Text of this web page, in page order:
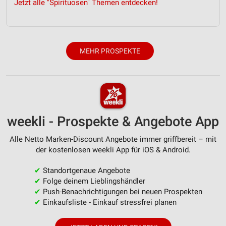
Jetzt alle "Spirituosen" Themen entdecken!
MEHR PROSPEKTE
weekli - Prospekte & Angebote App
Alle Netto Marken-Discount Angebote immer griffbereit – mit
der kostenlosen weekli App für iOS & Android.
✔ Standortgenaue Angebote
✔ Folge deinem Lieblingshändler
✔ Push-Benachrichtigungen bei neuen Prospekten
✔ Einkaufsliste - Einkauf stressfrei planen
Geräte anhand von aktiv angeforderten
Informationen identifizieren
Nicht-IAB-Verarbeitungszwecke:
Notwendig
Funktional
Werbung